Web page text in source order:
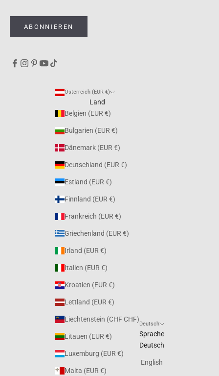
ABONNIEREN
Österreich (EUR €)
Land
Belgien (EUR €)
Bulgarien (EUR €)
Dänemark (EUR €)
Deutschland (EUR €)
Estland (EUR €)
Finnland (EUR €)
Frankreich (EUR €)
Griechenland (EUR €)
Irland (EUR €)
Italien (EUR €)
Kroatien (EUR €)
Lettland (EUR €)
Liechtenstein (CHF CHF)
Litauen (EUR €)
Luxemburg (EUR €)
Malta (EUR €)
Deutsch
Sprache
Deutsch
English